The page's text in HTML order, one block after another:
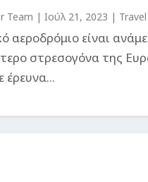
Team |Ιούλ 21, 2023 |
αεροδρόμιο είναι
στρεσογόνα της